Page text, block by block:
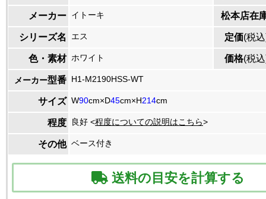
メーカー イトーキ 松本店在
シリーズ名 エス 定価(税
色・素材 ホワイト 価格(税
メーカー型番 H1-M2190HSS-WT
サイズ W90cm×D45cm×H214cm
程度 良好 <程度についての説明はこちら>
その他 ベース付き
送料の目安を計算する